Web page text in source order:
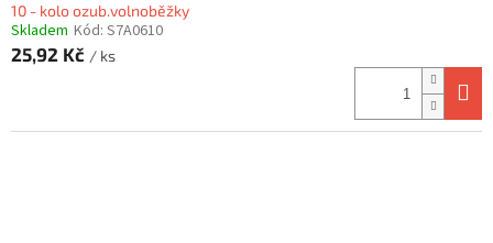
10 - kolo ozub.volnoběžky
Skladem Kód: S7A0610
25,92 Kč / ks